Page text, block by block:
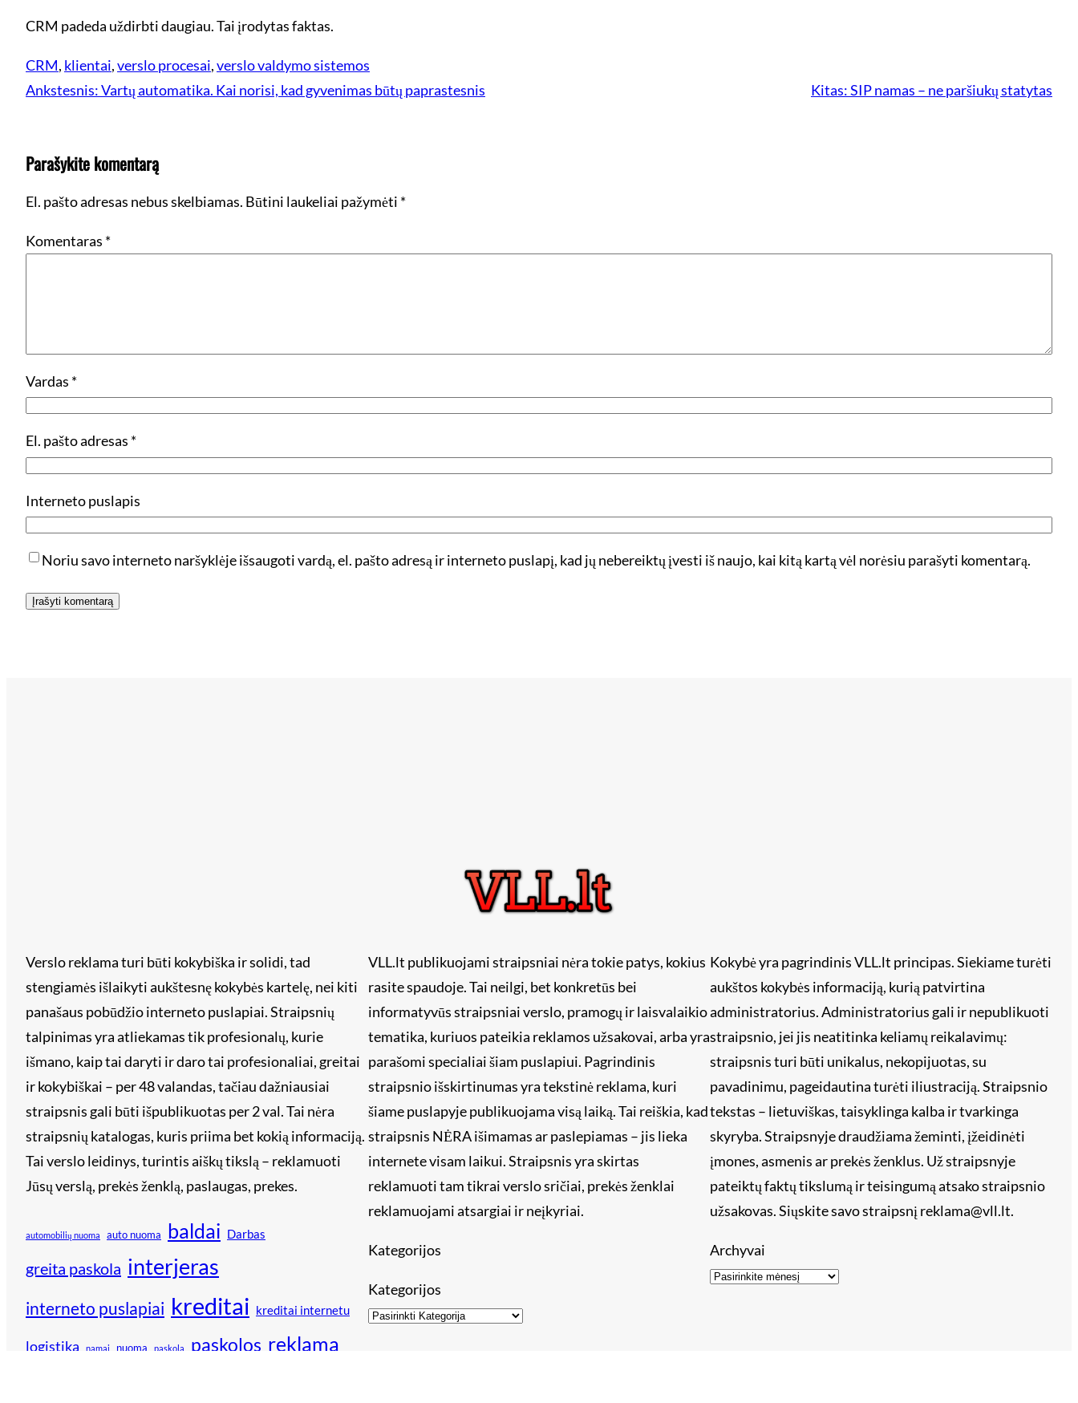
CRM padeda uždirbti daugiau. Tai įrodytas faktas.
CRM, klientai, verslo procesai, verslo valdymo sistemos
Ankstesnis:Vartų automatika. Kai norisi, kad gyvenimas būtų paprastesnis Kitas:SIP namas – ne paršiukų statytas
Parašykite komentarą
El. pašto adresas nebus skelbiamas. Būtini laukeliai pažymėti *
Komentaras *
Vardas *
El. pašto adresas *
Interneto puslapis
Noriu savo interneto naršyklėje išsaugoti vardą, el. pašto adresą ir interneto puslapį, kad jų nebereiktų įvesti iš naujo, kai kitą kartą vėl norėsiu parašyti komentarą.
Verslo reklama turi būti kokybiška ir solidi, tad
stengiamės išlaikyti aukštesnę kokybės kartelę, nei kiti
panašaus pobūdžio interneto puslapiai. Straipsnių
talpinimas yra atliekamas tik profesionalų, kurie
išmano, kaip tai daryti ir daro tai profesionaliai, greitai
ir kokybiškai – per 48 valandas, tačiau dažniausiai
straipsnis gali būti išpublikuotas per 2 val. Tai nėra
straipsnių katalogas, kuris priima bet kokią informaciją.
Tai verslo leidinys, turintis aiškų tikslą – reklamuoti
Jūsų verslą, prekės ženklą, paslaugas, prekes.
automobilių nuoma auto nuoma baldai Darbas
greita paskola interjeras
interneto puslapiai kreditai kreditai internetu
logistika namai nuoma paskola paskolos reklama
VLL.lt publikuojami straipsniai nėra tokie patys, kokius
rasite spaudoje. Tai neilgi, bet konkretūs bei
informatyvūs straipsniai verslo, pramogų ir laisvalaikio
tematika, kuriuos pateikia reklamos užsakovai, arba yra
parašomi specialiai šiam puslapiui. Pagrindinis
straipsnio išskirtinumas yra tekstinė reklama, kuri
šiame puslapyje publikuojama visą laiką. Tai reiškia, kad
straipsnis NĖRA išimamas ar paslepiamas – jis lieka
internete visam laikui. Straipsnis yra skirtas
reklamuoti tam tikrai verslo sričiai, prekės ženklai
reklamuojami atsargiai ir neįkyriai.
Kategorijos
Kategorijos
Kokybė yra pagrindinis VLL.lt principas. Siekiame turėti
aukštos kokybės informaciją, kurią patvirtina
administratorius. Administratorius gali ir nepublikuoti
straipsnio, jei jis neatitinka keliamų reikalavimų:
straipsnis turi būti unikalus, nekopijuotas, su
pavadinimu, pageidautina turėti iliustraciją. Straipsnio
tekstas – lietuviškas, taisyklinga kalba ir tvarkinga
skyryba. Straipsnyje draudžiama žeminti, įžeidinėti
įmones, asmenis ar prekės ženklus. Už straipsnyje
pateiktų faktų tikslumą ir teisingumą atsako straipsnio
užsakovas. Siųskite savo straipsnį reklama@vll.lt.
Archyvai